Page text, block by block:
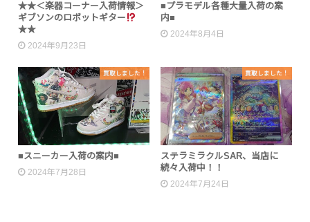
★★＜楽器コーナー入荷情報＞
ギブソンのロボットギター
★★
2024年9月23日
■プラモデル各種大量入荷の案
内■
2024年8月4日
買取しました！
■スニーカー入荷の案内■
2024年7月28日
買取しました！
ステラミラクルSAR、当店に
続々入荷中！！
2024年7月24日